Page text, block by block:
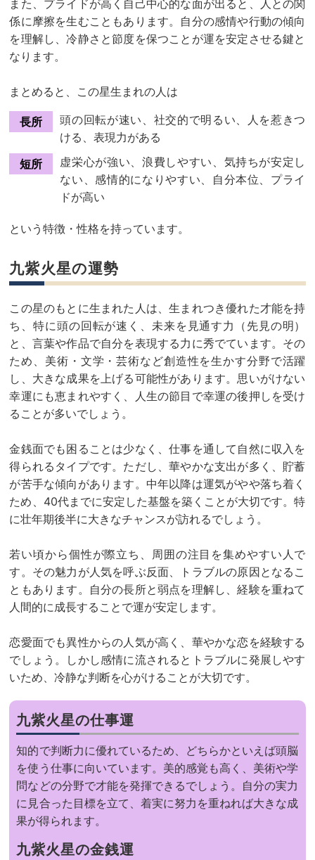
また、プライドが高く自己中心的な面が出ると、人との関
係に摩擦を生むこともあります。自分の感情や行動の傾向
を理解し、冷静さと節度を保つことが運を安定させる鍵と
なります。
まとめると、この星生まれの人は
長所
頭の回転が速い、社交的で明るい、人を惹きつ
ける、表現力がある
短所
虚栄心が強い、浪費しやすい、気持ちが安定し
ない、感情的になりやすい、自分本位、プライ
ドが高い
という特徴・性格を持っています。
九紫火星の運勢
この星のもとに生まれた人は、生まれつき優れた才能を持
ち、特に頭の回転が速く、未来を見通す力（先見の明）
と、言葉や作品で自分を表現する力に秀でています。その
ため、美術・文学・芸術など創造性を生かす分野で活躍
し、大きな成果を上げる可能性があります。思いがけない
幸運にも恵まれやすく、人生の節目で幸運の後押しを受け
ることが多いでしょう。
金銭面でも困ることは少なく、仕事を通して自然に収入を
得られるタイプです。ただし、華やかな支出が多く、貯蓄
が苦手な傾向があります。中年以降は運気がやや落ち着く
ため、40代までに安定した基盤を築くことが大切です。特
に壮年期後半に大きなチャンスが訪れるでしょう。
若い頃から個性が際立ち、周囲の注目を集めやすい人で
す。その魅力が人気を呼ぶ反面、トラブルの原因となるこ
ともあります。自分の長所と弱点を理解し、経験を重ねて
人間的に成長することで運が安定します。
恋愛面でも異性からの人気が高く、華やかな恋を経験する
でしょう。しかし感情に流されるとトラブルに発展しやす
いため、冷静な判断を心がけることが大切です。
九紫火星の仕事運
知的で判断力に優れているため、どちらかといえば頭脳
を使う仕事に向いています。美的感覚も高く、美術や学
問などの分野で才能を発揮できるでしょう。自分の実力
に見合った目標を立て、着実に努力を重ねれば大きな成
果が得られます。
九紫火星の金銭運